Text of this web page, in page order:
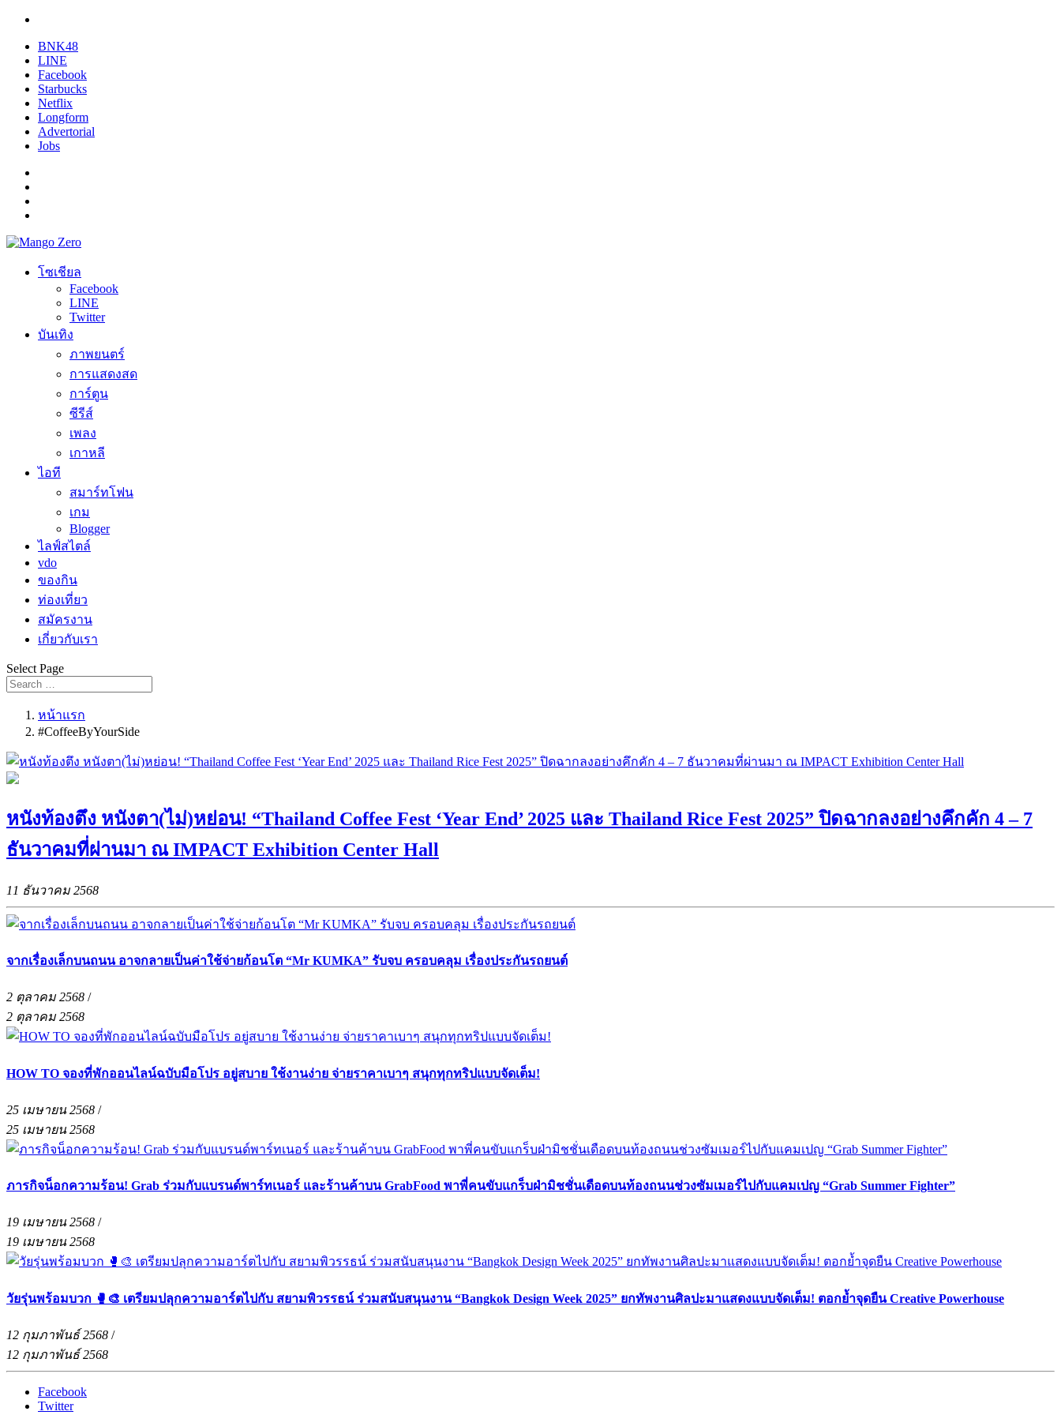
BNK48
LINE
Facebook
Starbucks
Netflix
Longform
Advertorial
Jobs
โซเชียล
Facebook
LINE
Twitter
บันเทิง
ภาพยนตร์
การแสดงสด
การ์ตูน
ซีรีส์
เพลง
เกาหลี
ไอที
สมาร์ทโฟน
เกม
Blogger
ไลฟ์สไตล์
vdo
ของกิน
ท่องเที่ยว
สมัครงาน
เกี่ยวกับเรา
Select Page
หน้าแรก
#CoffeeByYourSide
หนังท้องตึง หนังตา(ไม่)หย่อน! “Thailand Coffee Fest ‘Year End’ 2025 และ Thailand Rice Fest 2025” ปิดฉากลงอย่างคึกคัก 4 – 7
ธันวาคมที่ผ่านมา ณ IMPACT Exhibition Center Hall
11 ธันวาคม 2568
จากเรื่องเล็กบนถนน อาจกลายเป็นค่าใช้จ่ายก้อนโต “Mr KUMKA” รับจบ ครอบคลุม เรื่องประกันรถยนต์
2 ตุลาคม 2568 /
2 ตุลาคม 2568
HOW TO จองที่พักออนไลน์ฉบับมือโปร อยู่สบาย ใช้งานง่าย จ่ายราคาเบาๆ สนุกทุกทริปแบบจัดเต็ม!
25 เมษายน 2568 /
25 เมษายน 2568
ภารกิจน็อกความร้อน! Grab ร่วมกับแบรนด์พาร์ทเนอร์ และร้านค้าบน GrabFood พาพี่คนขับแกร็บฝ่ามิชชั่นเดือดบนท้องถนนช่วงซัมเมอร์ไปกับแคมเปญ “Grab Summer Fighter”
19 เมษายน 2568 /
19 เมษายน 2568
วัยรุ่นพร้อมบวก 🥊🎨 เตรียมปลุกความอาร์ตไปกับ สยามพิวรรธน์ ร่วมสนับสนุนงาน “Bangkok Design Week 2025” ยกทัพงานศิลปะมาแสดงแบบจัดเต็ม! ตอกย้ำจุดยืน Creative Powerhouse
12 กุมภาพันธ์ 2568 /
12 กุมภาพันธ์ 2568
Facebook
Twitter